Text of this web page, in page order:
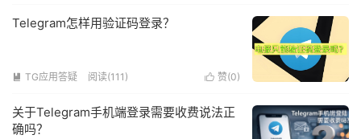
Telegram怎样用验证码登录？
 赞(0)
 TG应用答疑 阅读(111)
关于Telegram手机端登录需要收费说法正
确吗？